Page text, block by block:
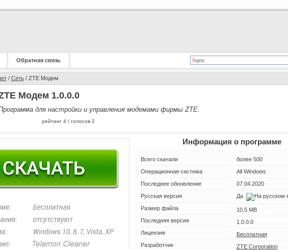
Обратная связь
/ Сеть/ ZTE Модем
Модем 1.0.0.0
для настройки и управления модемами фирмы ZTE.
рейтинг 4/ голосов 2
Информация о программе
Всего скачали
более 500
Операционная система
All Windows
Последнее обновление
07.04.2020
Русская версия
Да
Размер файла
10,5 MB
Последняя версия
1.0.0.0
Лицензия
Бесплатная
Разработчик
ZTE Corporation